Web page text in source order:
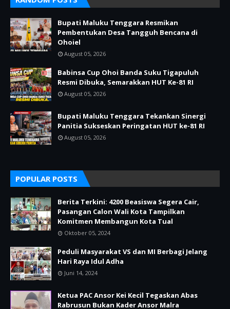
Bupati Maluku Tenggara Resmikan
Pembentukan Desa Tangguh Bencana di
Ohoiel
August 05, 2026
Babinsa Cup Ohoi Banda Suku Tigapuluh
Resmi Dibuka, Semarakkan HUT Ke-81 RI
August 05, 2026
Bupati Maluku Tenggara Tekankan Sinergi
Panitia Sukseskan Peringatan HUT ke-81 RI
August 05, 2026
POPULAR POSTS
Berita Terkini: 4200 Beasiswa Segera Cair,
Pasangan Calon Wali Kota Tampilkan
Komitmen Membangun Kota Tual
Oktober 05, 2024
Peduli Masyarakat VS dan MI Berbagi Jelang
Hari Raya Idul Adha
Juni 14, 2024
Ketua PAC Ansor Kei Kecil Tegaskan Abas
Rabrusun Bukan Kader Ansor Malra